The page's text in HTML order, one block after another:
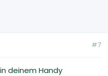
#7
deinem Handy